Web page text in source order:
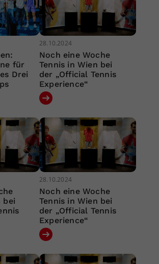
für
Drei
28.10.2024
Noch eine Woche
Tennis in Wien bei
der „Official Tennis
Experience“
bei
28.10.2024
Noch eine Woche
Tennis in Wien bei
der „Official Tennis
Experience“